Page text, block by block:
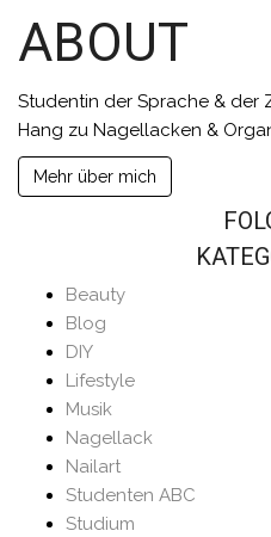
ABOUT
Studentin der Sprache & der
Hang zu Nagellacken &
Mehr über mich
Beauty
Blog
DIY
Lifestyle
Musik
Nagellack
Nailart
Studenten ABC
Studium